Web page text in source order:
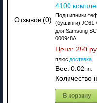
Отзывов (0)
4100
Подшипники
(бушинги) JC61-
для Samsung
000948A
Цена: 250
плюс доставка
Вес: 0.02 кг.
Количество
В корзину